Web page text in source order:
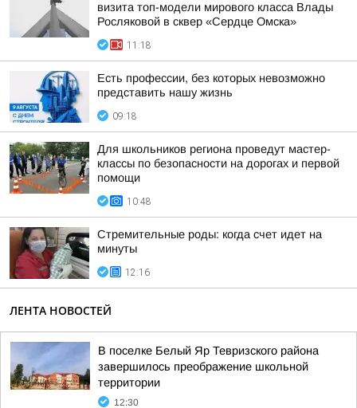
визита топ-модели мирового класса Влады
Росляковой в сквер «Сердце Омска»
11:18
Есть профессии, без которых невозможно
представить нашу жизнь
09:18
Для школьников региона проведут мастер-
классы по безопасности на дорогах и первой
помощи
10:48
Стремительные роды: когда счет идет на
минуты
12:16
ЛЕНТА НОВОСТЕЙ
В поселке Белый Яр Тевризского района
завершилось преображение школьной
территории
12:30